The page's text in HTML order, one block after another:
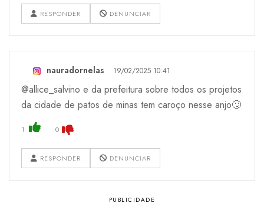
RESPONDER DENUNCIAR
nauradornelas 19/02/2025 10:41
@allice_salvino e da prefeitura sobre todos os projetos
da cidade de patos de minas tem caroço nesse anjo🙄
1 0
RESPONDER DENUNCIAR